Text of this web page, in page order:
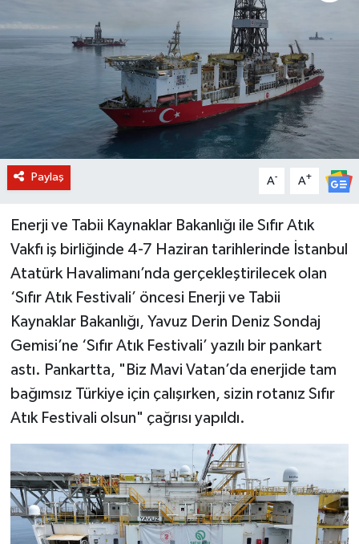
Paylaş A- A+
Enerji ve Tabii Kaynaklar Bakanlığı ile Sıfır Atık
Vakfı iş birliğinde 4-7 Haziran tarihlerinde İstanbul
Atatürk Havalimanı’nda gerçekleştirilecek olan
‘Sıfır Atık Festivali’ öncesi Enerji ve Tabii
Kaynaklar Bakanlığı, Yavuz Derin Deniz Sondaj
Gemisi’ne ‘Sıfır Atık Festivali’ yazılı bir pankart
astı. Pankartta, "Biz Mavi Vatan’da enerjide tam
bağımsız Türkiye için çalışırken, sizin rotanız Sıfır
Atık Festivali olsun" çağrısı yapıldı.
OTOMOBİL
KURUMSAL